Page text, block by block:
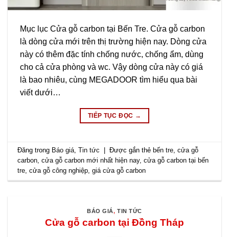
Mục lục Cửa gỗ carbon tại Bến Tre. Cửa gỗ carbon
là dòng cửa mới trên thị trường hiện nay. Dòng cửa
này có thêm đặc tính chống nước, chống ẩm, dùng
cho cả cửa phòng và wc. Vậy dòng cửa này có giá
là bao nhiêu, cùng MEGADOOR tìm hiểu qua bài
viết dưới…
TIẾP TỤC ĐỌC →
Đăng trong Báo giá ,Tin tức Được gắn thẻ bến tre ,cửa gỗ
carbon ,cửa gỗ carbon mới nhất hiện nay,cửa gỗ carbon tại bến
tre ,cửa gỗ công nghiệp ,giá cửa gỗ carbon
BÁO GIÁ,TIN TỨC
Cửa gỗ carbon tại Đồng Tháp